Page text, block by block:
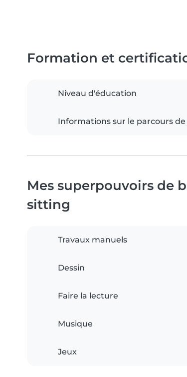
Formation et
Niveau d'éducation
Informations sur le parcours
Mes superpouvoirs de
sitting
Travaux manuels
Dessin
Faire la lecture
Musique
Jeux